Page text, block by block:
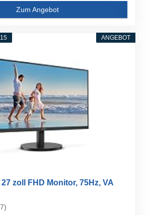
Zum Angebot
ANGEBOT
zoll FHD Monitor, 75Hz, VA